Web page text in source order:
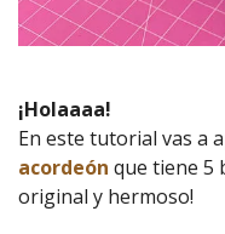
¡Holaaaa!
En este tutorial vas a
acordeón que tiene 5
original y hermoso!